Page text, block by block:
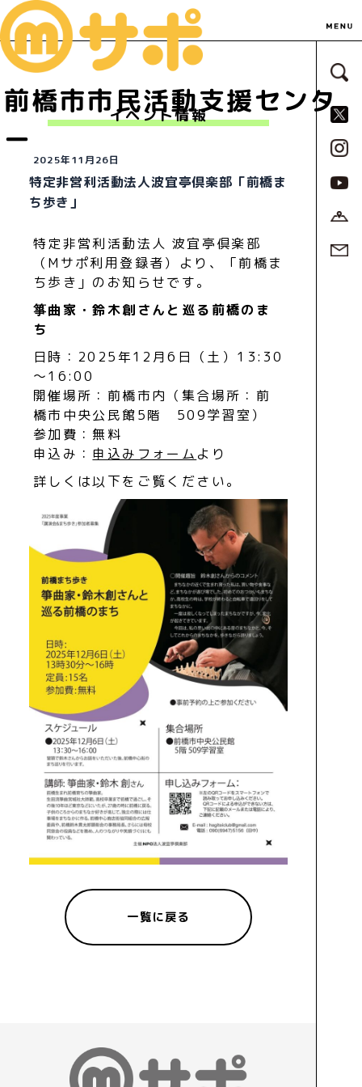
前橋市市民活動支援センタ
ー
サ
イベント情報
2025年11月26日
特定非営利活動法人波宜亭倶楽部「前橋ま
ち歩き」
特定非営利活動法人 波宜亭倶楽部
（Mサポ利用登録者）より、「前橋ま
ち歩き」のお知らせです。
箏曲家・鈴木創さんと巡る前橋のま
ち
日時：2025年12月6日（土）13:30
～16:00
開催場所：前橋市内（集合場所：前
橋市中央公民館5階 509学習室）
参加費：無料
申込み： 申込みフォーム より
詳しくは以下をご覧ください。
一覧に戻る